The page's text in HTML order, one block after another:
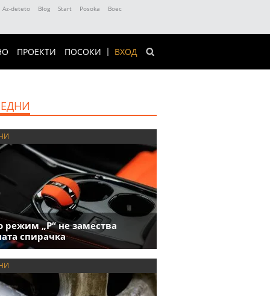
Az-deteto Blog Start Posoka
Boec
ВХОД
ПРОЕКТИ ПОСОКИ
режим „P“ не замества
спирачка